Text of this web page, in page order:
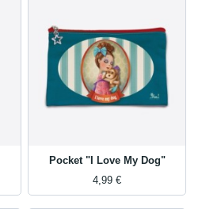
Pocket "I Love My Dog"
4,99 €